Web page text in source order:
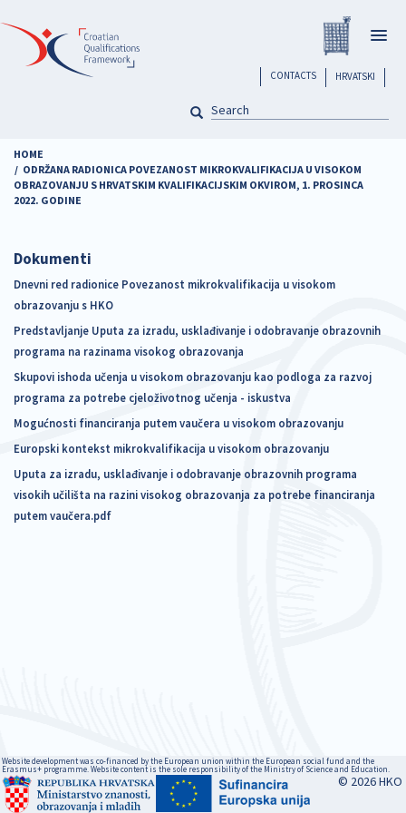
to
content
HRVATSKI
header
CONTACTS
SEARCH
HOME
ODRŽANA RADIONICA POVEZANOST MIKROKVALIFIKACIJA U VISOKOM
OBRAZOVANJU S HRVATSKIM KVALIFIKACIJSKIM OKVIROM, 1. PROSINCA
2022. GODINE
Dokumenti
Dnevni red radionice Povezanost mikrokvalifikacija u visokom
obrazovanju s HKO
Predstavljanje Uputa za izradu, usklađivanje i odobravanje obrazovnih
programa na razinama visokog obrazovanja
Skupovi ishoda učenja u visokom obrazovanju kao podloga za razvoj
programa za potrebe cjeloživotnog učenja - iskustva
Mogućnosti financiranja putem vaučera u visokom obrazovanju
Europski kontekst mikrokvalifikacija u visokom obrazovanju
Uputa za izradu, usklađivanje i odobravanje obrazovnih programa
visokih učilišta na razini visokog obrazovanja za potrebe financiranja
putem vaučera.pdf
Website development was co-financed by the European union within the European social fund and the
Erasmus+ programme. Website content is the sole responsibility of the Ministry of Science and Education.
© 2026 HKO